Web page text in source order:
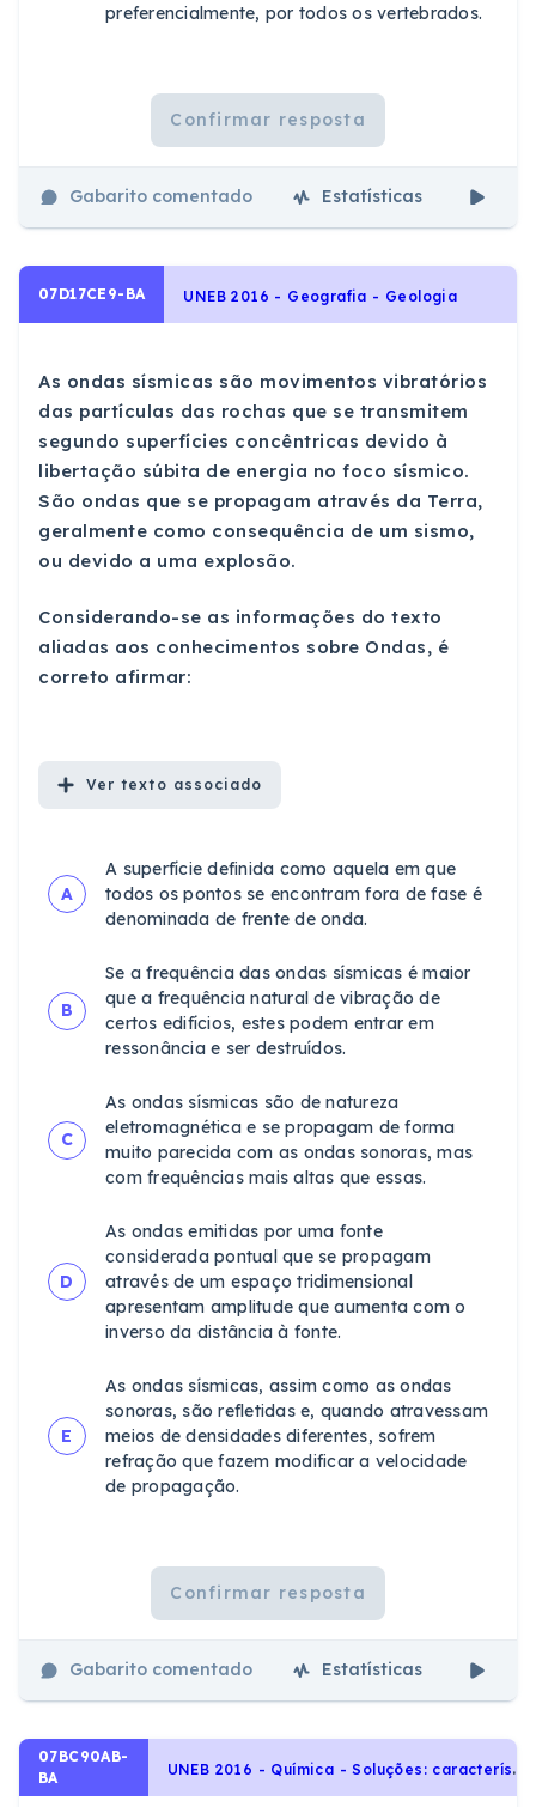
preferencialmente, por todos os vertebrados.
Confirmar resposta
Gabarito comentado Estatísticas
07D17CE9-BA UNEB 2016 - Geografia - Geologia
As ondas sísmicas são movimentos vibratórios
das partículas das rochas que se transmitem
segundo superfícies concêntricas devido à
libertação súbita de energia no foco sísmico.
São ondas que se propagam através da Terra,
geralmente como consequência de um sismo,
ou devido a uma explosão.
Considerando-se as informações do texto
aliadas aos conhecimentos sobre Ondas, é
correto afirmar:
Ver texto associado
A
A superfície definida como aquela em que
todos os pontos se encontram fora de fase é
denominada de frente de onda.
B
Se a frequência das ondas sísmicas é maior
que a frequência natural de vibração de
certos edifícios, estes podem entrar em
ressonância e ser destruídos.
C
As ondas sísmicas são de natureza
eletromagnética e se propagam de forma
muito parecida com as ondas sonoras, mas
com frequências mais altas que essas.
D
As ondas emitidas por uma fonte
considerada pontual que se propagam
através de um espaço tridimensional
apresentam amplitude que aumenta com o
inverso da distância à fonte.
E
As ondas sísmicas, assim como as ondas
sonoras, são refletidas e, quando atravessam
meios de densidades diferentes, sofrem
refração que fazem modificar a velocidade
de propagação.
Confirmar resposta
Gabarito comentado Estatísticas
07BC90AB-
BA
UNEB 2016 - Química - Soluções: características, tipos de concentração, diluição, mistura, titulação e soluções coloidais., Soluções e Substâncias Inorgânicas